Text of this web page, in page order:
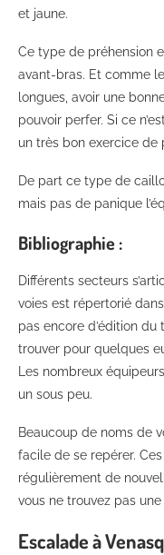
et jaune.
Ce type de préhension
avant-bras. Et comme
longues, avoir une
pouvoir perfer. Si ce
un très bon exercice de
De part ce type de
mais pas de panique
Bibliographie :
Différents secteurs
voies est répertorié
pas encore d’édition
trouver pour quelques
Les nombreux
un sous peu.
Beaucoup de noms de
facile de se repérer.
régulièrement de
vous ne trouvez pas
Escalade à